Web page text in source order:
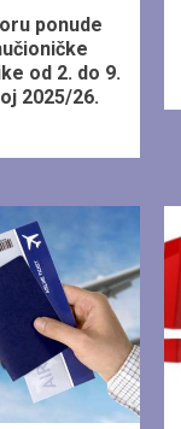
ponude
od 2. do 9.
2025/26.